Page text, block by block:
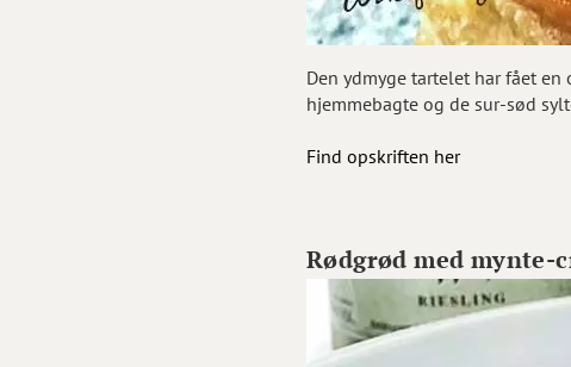
Den ydmyge tartelet har fået
hjemmebagte og de sur-sød
Find opskriften her
Rødgrød med mynte-